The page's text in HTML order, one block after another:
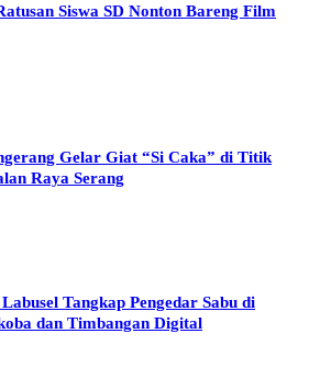
Siswa SD Nonton Bareng Film
Gelar Giat “Si Caka” di Titik
Raya Serang
Tangkap Pengedar Sabu di
dan Timbangan Digital